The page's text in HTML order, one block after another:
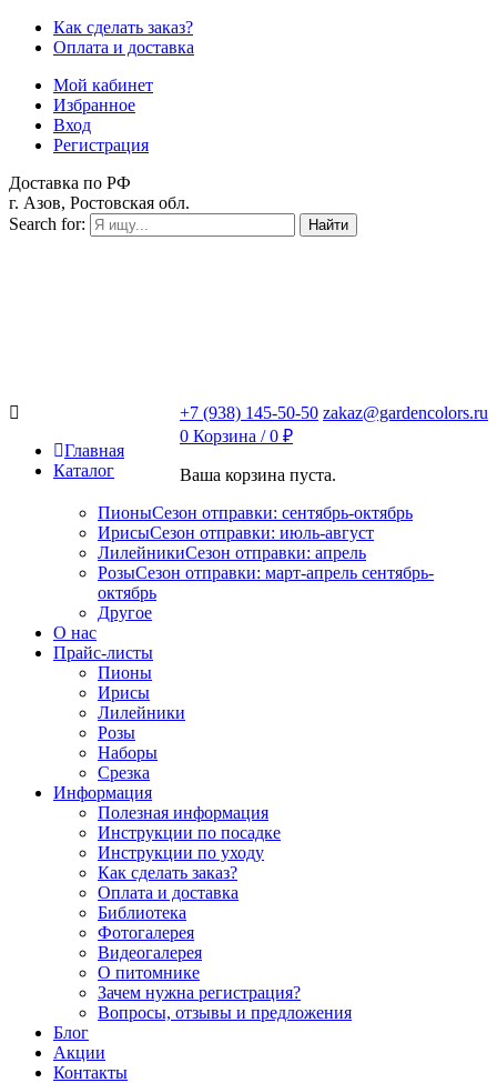
Как сделать заказ?
Оплата и доставка
Мой кабинет
Избранное
Вход
Регистрация
Доставка по РФ
г. Азов, Ростовская обл.
Search for:
Найти
+7 (938) 145-50-50 zakaz@gardencolors.ru
0 Корзина /0 ₽
Ваша корзина пуста.
Главная
Каталог
ПионыСезон отправки: сентябрь-октябрь
ИрисыСезон отправки: июль-август
ЛилейникиСезон отправки: апрель
РозыСезон отправки: март-апрель сентябрь-
октябрь
Другое
О нас
Прайс-листы
Пионы
Ирисы
Лилейники
Розы
Наборы
Срезка
Информация
Полезная информация
Инструкции по посадке
Инструкции по уходу
Как сделать заказ?
Оплата и доставка
Библиотека
Фотогалерея
Видеогалерея
О питомнике
Зачем нужна регистрация?
Вопросы, отзывы и предложения
Блог
Акции
Контакты